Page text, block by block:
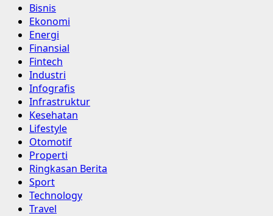
Bisnis
Ekonomi
Energi
Finansial
Fintech
Industri
Infografis
Infrastruktur
Kesehatan
Lifestyle
Otomotif
Properti
Ringkasan Berita
Sport
Technology
Travel